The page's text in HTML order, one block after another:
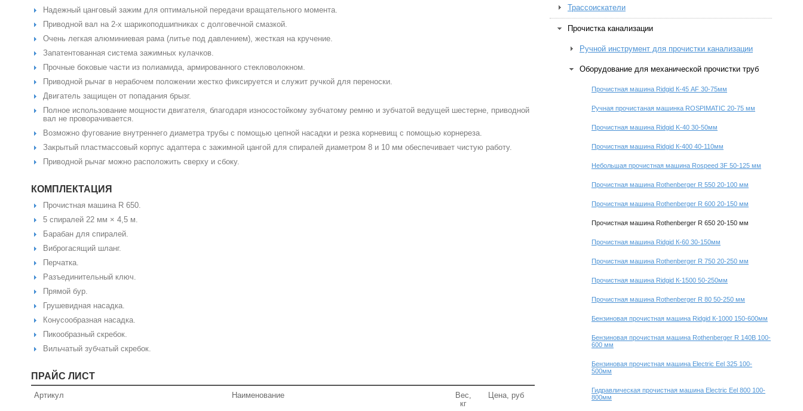
Надежный цанговый зажим для оптимальной передачи вращательного момента.
Приводной вал на 2-х шарикоподшипниках с долговечной смазкой.
Очень легкая алюминиевая рама (литье под давлением), жесткая на кручение.
Запатентованная система зажимных кулачков.
Прочные боковые части из полиамида, армированного стекловолокном.
Приводной рычаг в нерабочем положении жестко фиксируется и служит ручкой для переноски.
Двигатель защищен от попадания брызг.
Полное использование мощности двигателя, благодаря износостойкому зубчатому ремню и зубчатой ведущей шестерне, приводной
вал не проворачивается.
Возможно фугование внутреннего диаметра трубы с помощью цепной насадки и резка корневищ с помощью корнереза.
Закрытый пластмассовый корпус адаптера с зажимной цангой для спиралей диаметром 8 и 10 мм обеспечивает чистую работу.
Приводной рычаг можно расположить сверху и сбоку.
КОМПЛЕКТАЦИЯ
Прочистная машина R 650.
5 спиралей 22 мм × 4,5 м.
Барабан для спиралей.
Виброгасящий шланг.
Перчатка.
Разъединительный ключ.
Прямой бур.
Грушевидная насадка.
Конусообразная насадка.
Пикообразный скребок.
Вильчатый зубчатый скребок.
ПРАЙС ЛИСТ
Артикул Наименование
Вес,
кг
Цена, руб
Трассоискатели
Прочистка канализации
Ручной инструмент для прочистки канализации
Оборудование для механической прочистки труб
Прочистная машина Ridgid К-45 AF 30-75мм
Ручная прочистаная машинка ROSPIMATIC 20-75 мм
Прочистная машина Ridgid K-40 30-50мм
Прочистная машина Ridgid К-400 40-110мм
Небольшая прочистная машина Rospeed 3F 50-125 мм
Прочистная машина Rothenberger R 550 20-100 мм
Прочистная машина Rothenberger R 600 20-150 мм
Прочистная машина Rothenberger R 650 20-150 мм
Прочистная машина Ridgid К-60 30-150мм
Прочистная машина Rothenberger R 750 20-250 мм
Прочистная машина Ridgid К-1500 50-250мм
Прочистная машина Rothenberger R 80 50-250 мм
Бензиновая прочистная машина Ridgid К-1000 150-600мм
Бензиновая прочистная машина Rothenberger R 140B 100-
600 мм
Бензиновая прочистная машина Electric Eel 325 100-
500мм
Гидравлическая прочистная машина Electric Eel 800 100-
800мм